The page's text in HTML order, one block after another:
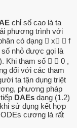
chỉ số cao là ta
phương trình với
có dạng  x  f
nhỏ được gọi là
Khi tham số   0 ,
đối với các tham
ta tận dụng triệt
phương pháp
DAEs dạng (1.2)
sử dụng kết hợp
cương là rất